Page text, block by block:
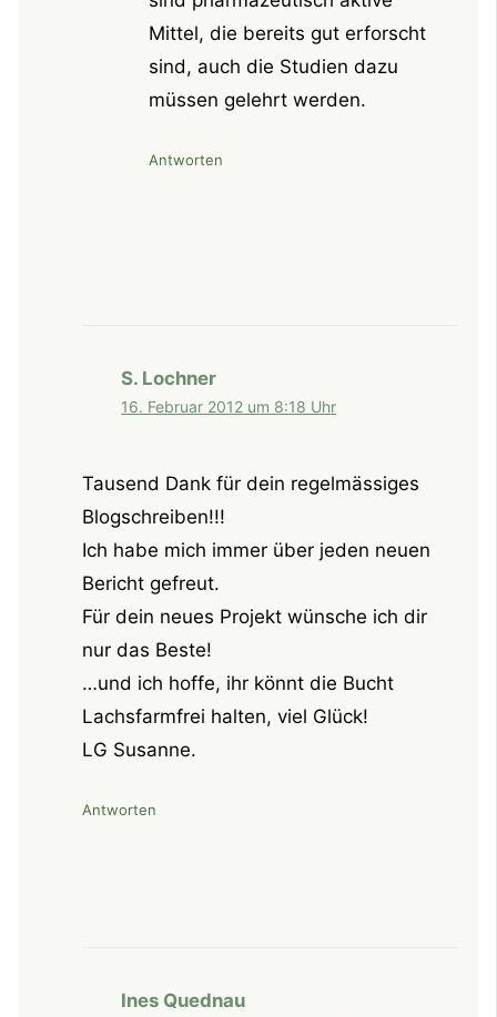
Mittel, die bereits gut erforscht
sind, auch die Studien dazu
müssen gelehrt werden.
Antworten
S. Lochner
16. Februar 2012 um 8:18 Uhr
Tausend Dank für dein regelmässiges
Blogschreiben!!!
Ich habe mich immer über jeden neuen
Bericht gefreut.
Für dein neues Projekt wünsche ich dir
nur das Beste!
…und ich hoffe, ihr könnt die Bucht
Lachsfarmfrei halten, viel Glück!
LG Susanne.
Antworten
Ines Quednau